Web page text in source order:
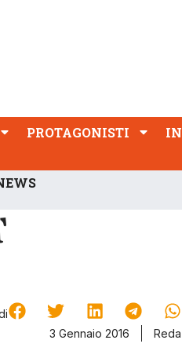
PROTAGONISTI
3 Gennaio 2016